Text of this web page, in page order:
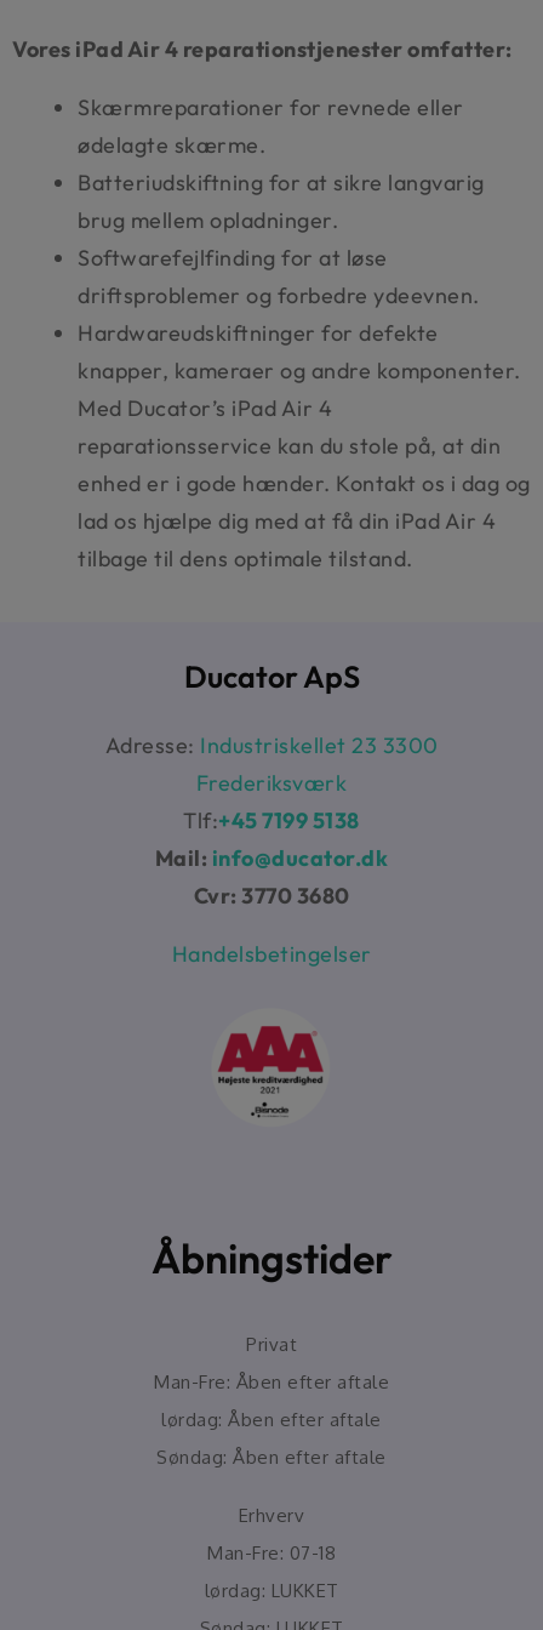
Vores iPad Air 4 reparationstjenester omfatter:
Skærmreparationer for revnede eller
ødelagte skærme.
Batteriudskiftning for at sikre langvarig
brug mellem opladninger.
Softwarefejlfinding for at løse
driftsproblemer og forbedre ydeevnen.
Hardwareudskiftninger for defekte
knapper, kameraer og andre komponenter.
Med Ducator’s iPad Air 4
reparationsservice kan du stole på, at din
enhed er i gode hænder. Kontakt os i dag og
lad os hjælpe dig med at få din iPad Air 4
tilbage til dens optimale tilstand.
Ducator ApS
Adresse: Industriskellet 23 3300
Frederiksværk
Tlf:+45 7199 5138
Mail: info@ducator.dk
Cvr: 3770 3680
Handelsbetingelser
Åbningstider
Privat
Man-Fre: Åben efter aftale
lørdag: Åben efter aftale
Søndag: Åben efter aftale
Erhverv
Man-Fre: 07-18
lørdag: LUKKET